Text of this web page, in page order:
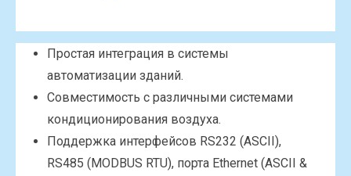
Простая интеграция в системы
автоматизации зданий.
Совместимость с различными системами
кондиционирования воздуха.
Поддержка интерфейсов RS232 (ASCII),
RS485 (MODBUS RTU), порта Ethernet (ASCII &